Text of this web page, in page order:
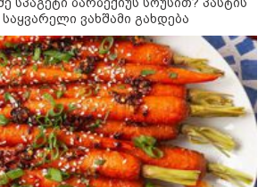
14:20 / 08-08-2026
"ქალაქი დავთმე, მაგრამ
ქალურობა - არა. ვერ იჯერებენ
ფერმერი თუ ვარ" - როგორ
ცხოვრობს ახალგაზრდა ქალი,
რომელიც ქალაქიდან სოფლად
გადავიდა და ფერმერი გახდა
09:36 / 08-08-2026
ვახშამი გახდება